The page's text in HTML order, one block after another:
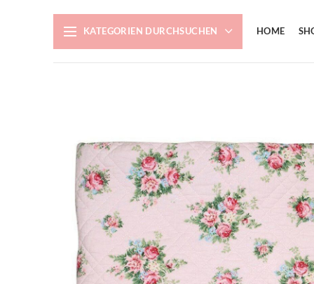
KATEGORIEN DURCHSUCHEN HOME